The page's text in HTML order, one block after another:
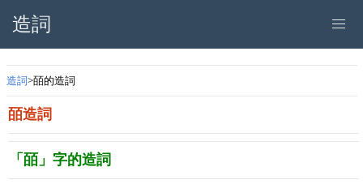
造詞
造詞 皕的造詞
皕造詞
「皕」字的造詞